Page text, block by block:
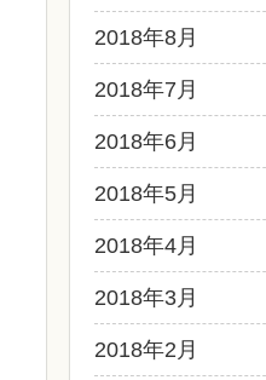
2018年8月
2018年7月
2018年6月
2018年5月
2018年4月
2018年3月
2018年2月